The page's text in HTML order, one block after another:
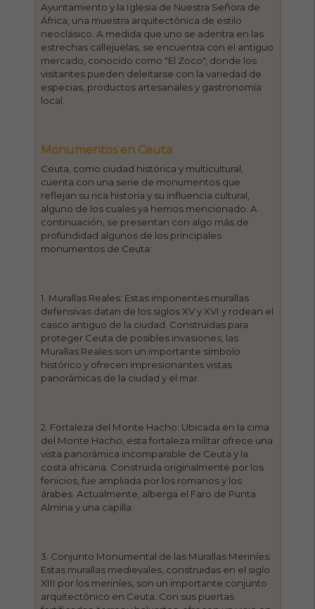
Ayuntamiento y la Iglesia de Nuestra Señora de
África, una muestra arquitectónica de estilo
neoclásico. A medida que uno se adentra en las
estrechas callejuelas, se encuentra con el antiguo
mercado, conocido como "El Zoco", donde los
visitantes pueden deleitarse con la variedad de
especias, productos artesanales y gastronomía
local.
Monumentos en Ceuta
Ceuta, como ciudad histórica y multicultural,
cuenta con una serie de monumentos que
reflejan su rica historia y su influencia cultural,
alguno de los cuales ya hemos mencionado. A
continuación, se presentan con algo más de
profundidad algunos de los principales
monumentos de Ceuta:
1. Murallas Reales: Estas imponentes murallas
defensivas datan de los siglos XV y XVI y rodean el
casco antiguo de la ciudad. Construidas para
proteger Ceuta de posibles invasiones, las
Murallas Reales son un importante símbolo
histórico y ofrecen impresionantes vistas
panorámicas de la ciudad y el mar.
2. Fortaleza del Monte Hacho: Ubicada en la cima
del Monte Hacho, esta fortaleza militar ofrece una
vista panorámica incomparable de Ceuta y la
costa africana. Construida originalmente por los
fenicios, fue ampliada por los romanos y los
árabes. Actualmente, alberga el Faro de Punta
Almina y una capilla.
3. Conjunto Monumental de las Murallas Meriníes:
Estas murallas medievales, construidas en el siglo
XIII por los meriníes, son un importante conjunto
arquitectónico en Ceuta. Con sus puertas